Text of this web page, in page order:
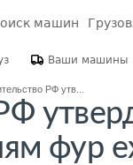
машин
Ваши машины
РФ утв...
фур